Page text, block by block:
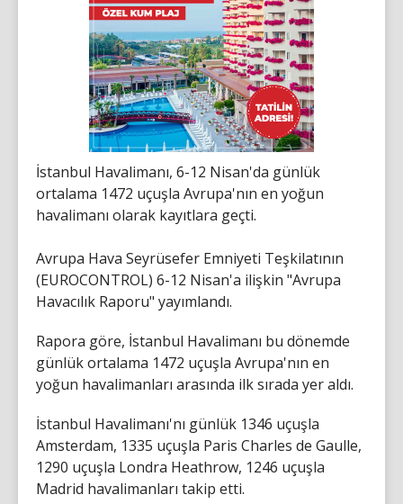
İstanbul Havalimanı, 6-12 Nisan'da günlük
ortalama 1472 uçuşla Avrupa'nın en yoğun
havalimanı olarak kayıtlara geçti.
Avrupa Hava Seyrüsefer Emniyeti Teşkilatının
(EUROCONTROL) 6-12 Nisan'a ilişkin "Avrupa
Havacılık Raporu" yayımlandı.
Rapora göre, İstanbul Havalimanı bu dönemde
günlük ortalama 1472 uçuşla Avrupa'nın en
yoğun havalimanları arasında ilk sırada yer aldı.
İstanbul Havalimanı'nı günlük 1346 uçuşla
Amsterdam, 1335 uçuşla Paris Charles de Gaulle,
1290 uçuşla Londra Heathrow, 1246 uçuşla
Madrid havalimanları takip etti.